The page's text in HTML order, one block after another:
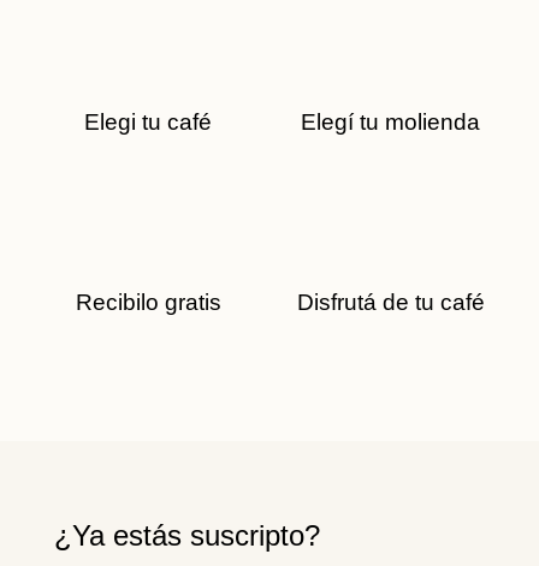
Elegi tu café Elegí tu molienda
Recibilo gratis Disfrutá de tu café
¿Ya estás suscripto?